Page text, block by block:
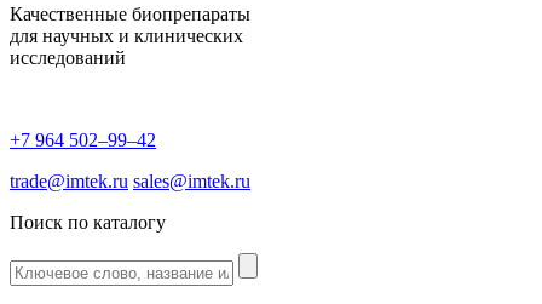
Качественные биопрепараты
для научных и клинических
исследований
+7 964 502–99–42
trade@imtek.ru sales@imtek.ru
Поиск по каталогу